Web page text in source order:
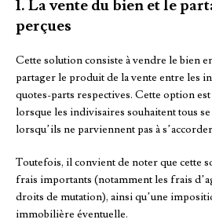
1. La vente du bien et le
perçues
Cette solution consiste à vendre le bien
partager le produit de la vente entre les
quotes-parts respectives. Cette option
lorsque les indivisaires souhaitent tous
lorsqu’ils ne parviennent pas à
Toutefois, il convient de noter que cette
frais importants (notamment les frais
droits de mutation), ainsi qu’une
immobilière éventuelle.